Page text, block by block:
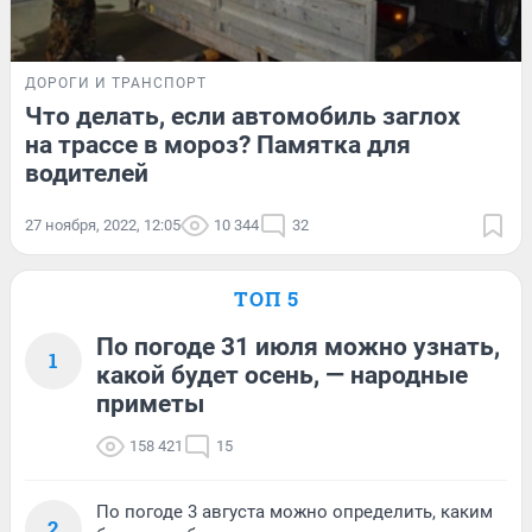
ДОРОГИ И ТРАНСПОРТ
Что делать, если автомобиль заглох
на трассе в мороз? Памятка для
водителей
27 ноября, 2022, 12:05 10 344 32
ТОП 5
1
По погоде 31 июля можно узнать,
какой будет осень, — народные
приметы
158 421 15
По погоде 3 августа можно определить, каким